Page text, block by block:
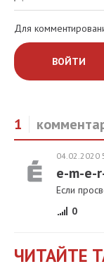
Для
ВОЙТИ
1
04.02.2020
e-m-e-
Если
0
ЧИТАЙТЕ